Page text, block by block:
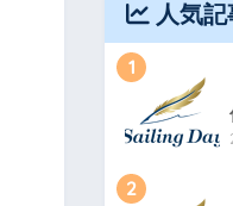
人気記
1
2